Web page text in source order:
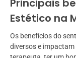
Principais
Estético na
Os benefícios do
diversos e